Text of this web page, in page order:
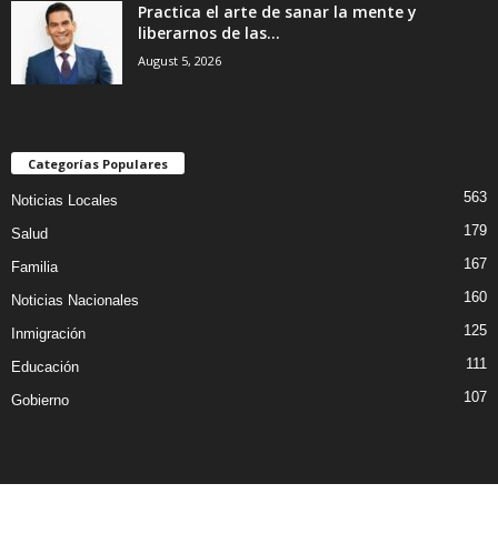
Practica el arte de sanar la mente y
liberarnos de las...
August 5, 2026
Categorías Populares
Noticias Locales 563
Salud 179
Familia 167
Noticias Nacionales 160
Inmigración 125
Educación 111
Gobierno 107